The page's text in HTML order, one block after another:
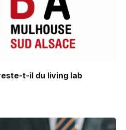
t-il du living lab